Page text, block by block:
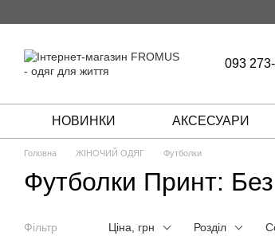
093
НОВИНКИ АКСЕСУАРИ
Головна ЖІНОЧИЙ ОДЯГ Футболки
Футболки Принт:
Фільтр Ціна, грн Розділ